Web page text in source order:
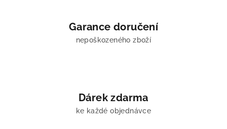
Garance doručení
nepoškozeného zboží
Dárek zdarma
ke každé objednávce